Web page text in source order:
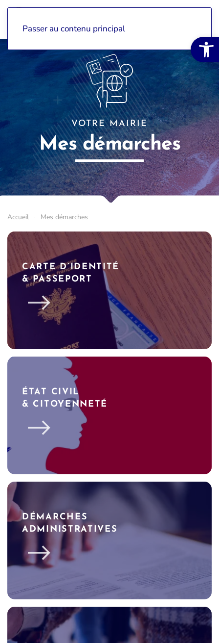
Ouvrir
Passer au contenu principal
VOTRE MAIRIE
Mes démarches
Accueil Mes démarches
CARTE D’IDENTITÉ
& PASSEPORT
ÉTAT CIVIL
& CITOYENNETÉ
DÉMARCHES
ADMINISTRATIVES